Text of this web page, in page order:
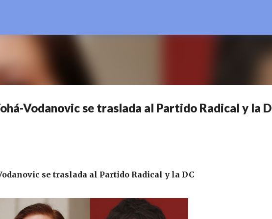
Vodanovic se traslada al Partido Radical y la
se traslada al Partido Radical y la DC